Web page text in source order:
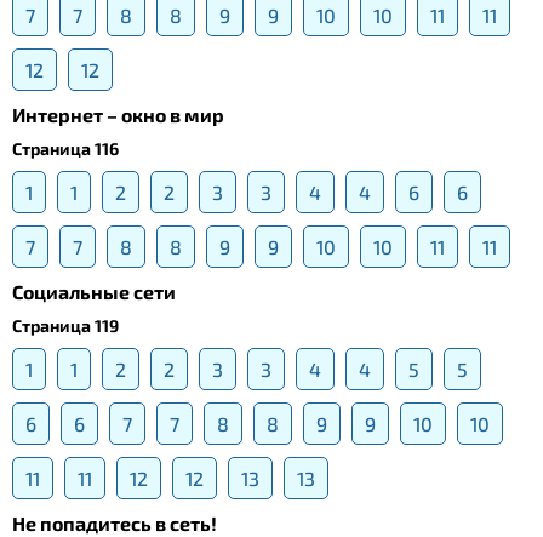
7 7 8 8 9 9 10 10 11 11
12
12
Интернет – окно в мир
Страница 116
1 1 2 2 3 3 4 4 6 6
7 7 8 8 9 9 10 10 11
11
Социальные сети
Страница 119
1 1 2 2 3 3 4 4 5 5
6 6 7 7 8 8 9 9 10 10
11 11 12 12 13
13
Не попадитесь в сеть!